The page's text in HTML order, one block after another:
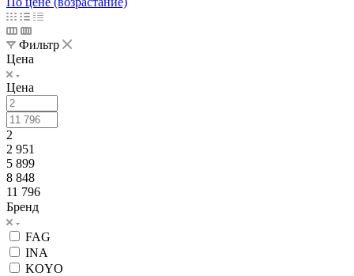
Фильтр
Цена
Цена
2
2 951
5 899
8 848
11 796
Бренд
FAG
INA
KOYO